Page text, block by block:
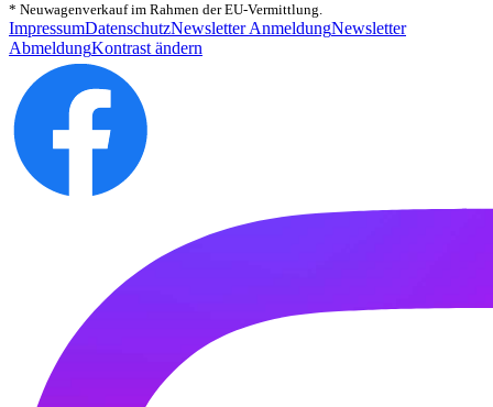
* Neuwagenverkauf im Rahmen der EU-Vermittlung.
ImpressumDatenschutzNewsletter AnmeldungNewsletter
AbmeldungKontrast ändern